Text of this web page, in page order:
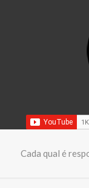
Cada qual é